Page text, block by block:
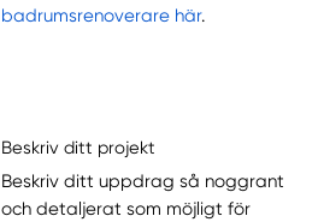
badrumsrenoverare här.
Beskriv ditt projekt
Beskriv ditt uppdrag så noggrant
och detaljerat som möjligt för